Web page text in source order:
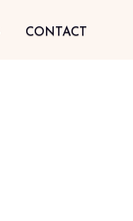
CONTACT